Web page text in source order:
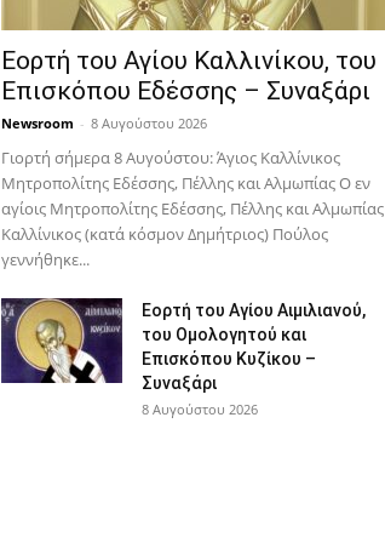
Εορτή του Αγίου Καλλινίκου, του
Επισκόπου Εδέσσης – Συναξάρι
Newsroom - 8 Αυγούστου 2026
Γιορτή σήμερα 8 Αυγούστου: Άγιος Καλλίνικος
Μητροπολίτης Εδέσσης, Πέλλης και Αλμωπίας Ο εν
αγίοις Μητροπολίτης Εδέσσης, Πέλλης και Αλμωπίας
Καλλίνικος (κατά κόσμον Δημήτριος) Πούλος
γεννήθηκε...
Εορτή του Αγίου Αιμιλιανού,
του Ομολογητού και
Επισκόπου Κυζίκου –
Συναξάρι
8 Αυγούστου 2026